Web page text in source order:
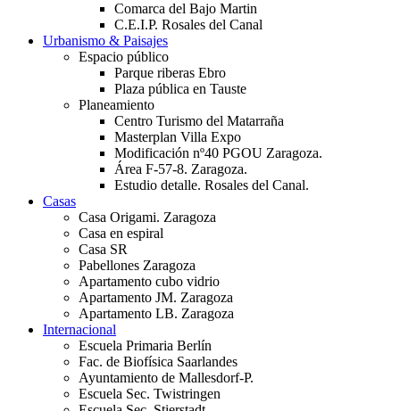
Comarca del Bajo Martin
C.E.I.P. Rosales del Canal
Urbanismo & Paisajes
Espacio público
Parque riberas Ebro
Plaza pública en Tauste
Planeamiento
Centro Turismo del Matarraña
Masterplan Villa Expo
Modificación nº40 PGOU Zaragoza.
Área F-57-8. Zaragoza.
Estudio detalle. Rosales del Canal.
Casas
Casa Origami. Zaragoza
Casa en espiral
Casa SR
Pabellones Zaragoza
Apartamento cubo vidrio
Apartamento JM. Zaragoza
Apartamento LB. Zaragoza
Internacional
Escuela Primaria Berlín
Fac. de Biofísica Saarlandes
Ayuntamiento de Mallesdorf-P.
Escuela Sec. Twistringen